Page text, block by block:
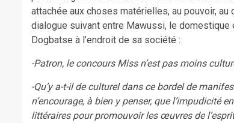
attachée aux choses matérielles, au pouvoir,
dialogue suivant entre Mawussi, le
Dogbatse à l’endroit de sa société :
-Patron, le concours Miss n’est pas moins
-Qu’y a-t-il de culturel dans ce bordel de
n’encourage, à bien y penser, que l’impudicité
littéraires pour promouvoir les œuvres de